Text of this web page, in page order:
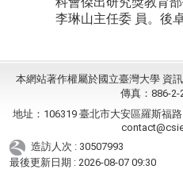
李琳山主任委 員。後
本網站著作權屬於國立臺灣大學 資
傳真：886-2-
地址：106319 臺北市大安區羅斯福
造訪人次 : 30507993
最後更新日期 :2026-08-07 09:30